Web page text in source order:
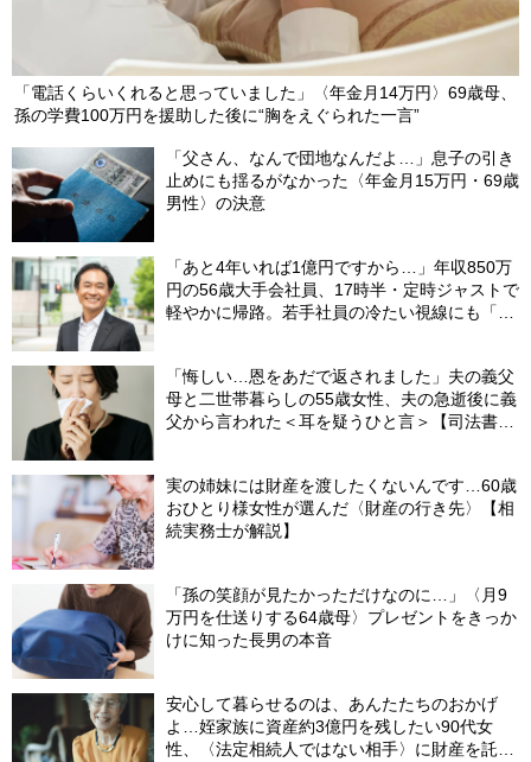
「電話くらいくれると思っていました」〈年金月14万円〉69歳母、
孫の学費100万円を援助した後に“胸をえぐられた一言”
「父さん、なんで団地なんだよ…」息子の引き
止めにも揺るがなかった〈年金月15万円・69歳
男性〉の決意
「あと4年いれば1億円ですから…」年収850万
円の56歳大手会社員、17時半・定時ジャストで
軽やかに帰路。若手社員の冷たい視線にも「だ
「悔しい…恩をあだで返されました」夫の義父
母と二世帯暮らしの55歳女性、夫の急逝後に義
父から言われた＜耳を疑うひと言＞【司法書士
実の姉妹には財産を渡したくないんです…60歳
おひとり様女性が選んだ〈財産の行き先〉【相
続実務士が解説】
「孫の笑顔が見たかっただけなのに…」〈月9
万円を仕送りする64歳母〉プレゼントをきっか
けに知った長男の本音
安心して暮らせるのは、あんたたちのおかげ
よ…姪家族に資産約3億円を残したい90代女
性、〈法定相続人ではない相手〉に財産を託せ